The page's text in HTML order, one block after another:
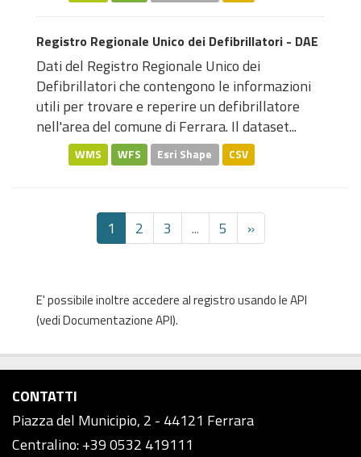
Registro Regionale Unico dei Defibrillatori - DAE
Dati del Registro Regionale Unico dei
Defibrillatori che contengono le informazioni
utili per trovare e reperire un defibrillatore
nell'area del comune di Ferrara. Il dataset...
WMS WFS Esri Shape CSV
1 2 3 ... 5 »
E' possibile inoltre accedere al registro usando leAPI
(vediDocumentazione API).
CONTATTI
Piazza del Municipio, 2 - 44121 Ferrara
Centralino: +39 0532 419111